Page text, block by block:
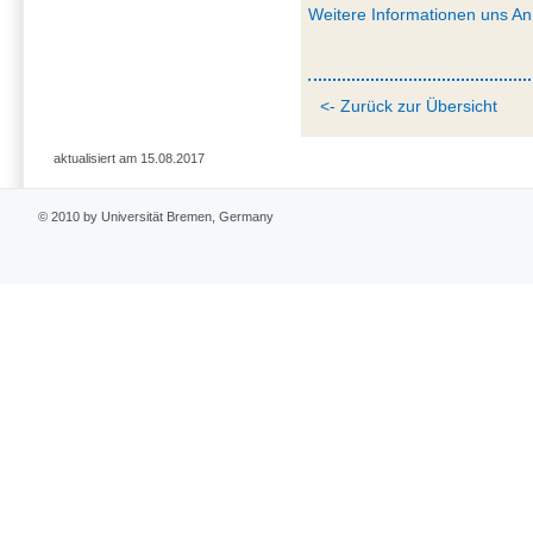
Weitere Informationen uns
<- Zurück zur Übersicht
aktualisiert am 15.08.2017
© 2010 by Universität Bremen, Germany